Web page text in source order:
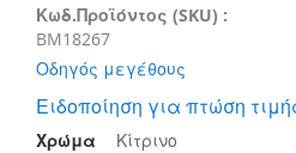
Κωδ.Προϊόντος (SKU) :
BM18267
Οδηγός μεγέθους
Ειδοποίηση για πτώση
Χρώμα Κίτρινο